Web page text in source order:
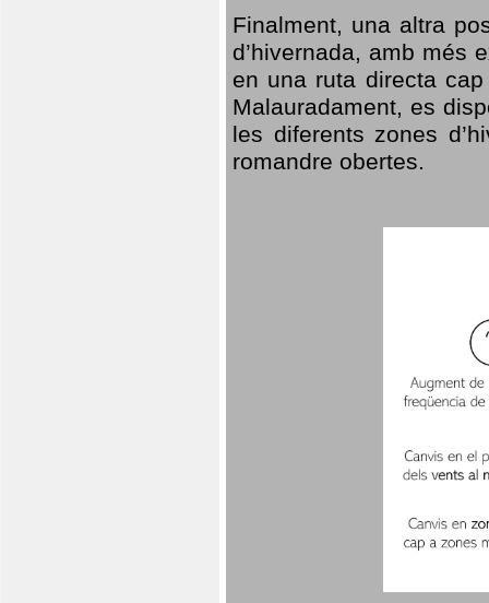
Finalment, una altra
d’hivernada, amb més
en una ruta directa
Malauradament, es
les diferents zones
romandre obertes.